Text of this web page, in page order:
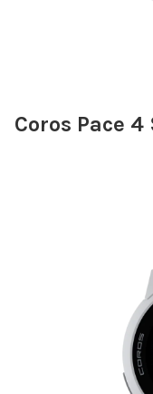
Coros Pace